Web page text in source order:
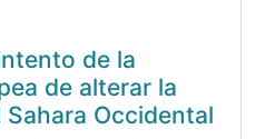
de la
de alterar la
Occidental